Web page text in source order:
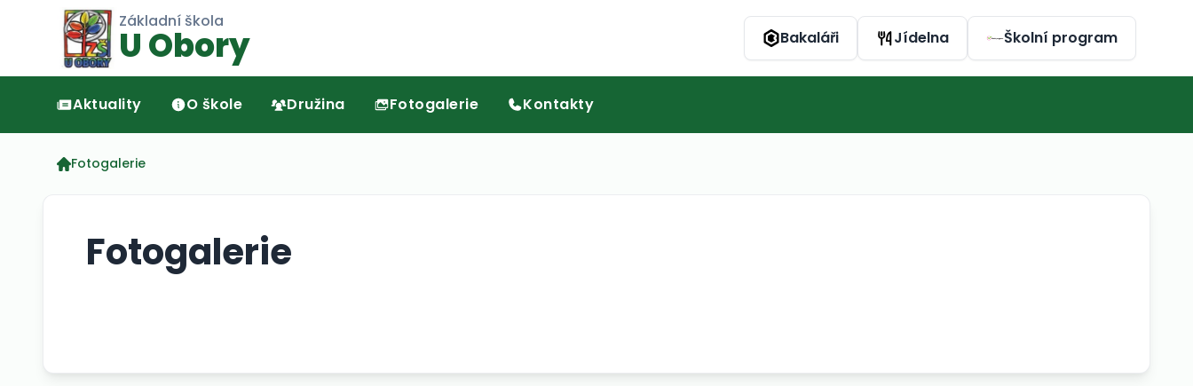
Základní škola
U Obory Bakaláři Jídelna Školní program
Aktuality O škole Družina Fotogalerie Kontakty
Fotogalerie
Fotogalerie